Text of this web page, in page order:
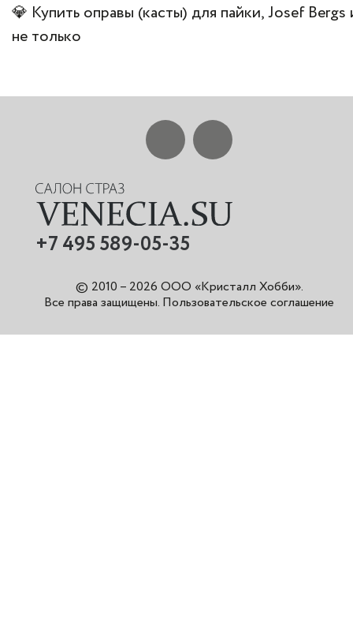
💎 Купить оправы (касты) для пайки, Josef Bergs
не только
+7 495 589-05-35
© 2010 – 2026 ООО «Кристалл Хобби».
Все права защищены. Пользовательское соглашение